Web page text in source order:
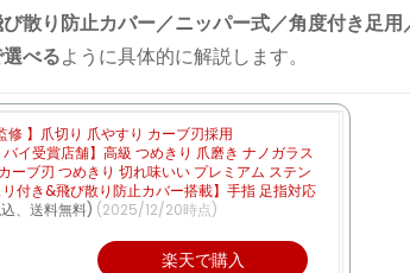
散り防止カバー／ニッパー式／角度付き足用
べるように具体的に解説します。
修 】爪切り 爪やすり カーブ刃採用
バイ受賞店舗】高級 つめきり 爪磨き ナノガラス
ーブ刃 つめきり 切れ味いい プレミアム ステン
付き&飛び散り防止カバー搭載】手指 足指対応
、送料無料) (2025/12/20時点)
楽天で購入